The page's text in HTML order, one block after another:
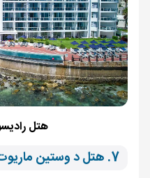
هتل
7. هتل د وستین ماریوت